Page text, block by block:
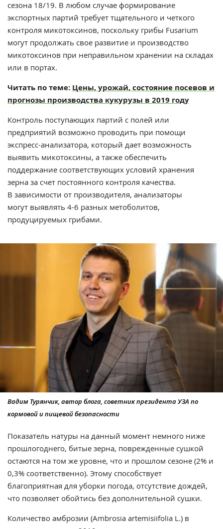
сезона 18/19. В любом случае формирование
экспортных партий требует тщательного и четкого
контроля микотоксинов, поскольку грибы Fusarium
могут продолжать свое развитие и производство
микотоксинов при неправильном хранении на складах
или в портах.
Читать по теме: Цены, урожай, состояние посевов и
прогнозы производства кукурузы в 2019 году
Контроль поступающих партий с полей или
предприятий возможно проводить при помощи
экспресс-анализатора, который дает возможность
выявить микотоксины, а также обеспечить
поддержание соответствующих условий хранения
зерна за счет постоянного контроля качества.
В зависимости от производителя, анализаторы
могут выявлять 4-6 разных метоболитов,
продуцируемых грибами.
Вадим Турянчик, автор блога, советник президента УЗА по
кормовой и пищевой безопасности
Показатель натуры на данный момент немного ниже
прошлогоднего, битые зерна, поврежденные сушкой
остаются на том же уровне, что и прошлом сезоне (2% и
0,3% соответственно). Этому способствует
благоприятная для уборки погода, отсутствие дождей,
что позволяет обойтись без дополнительной сушки.
Количество амброзии (Ambrosia artemisiifolia L.) в